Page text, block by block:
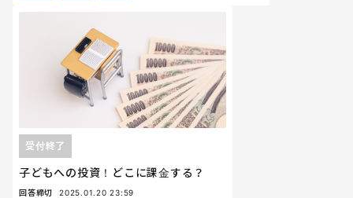
子どもへの投資！どこに課金する？
受付終了
回答締切
2025.01.20 23:59